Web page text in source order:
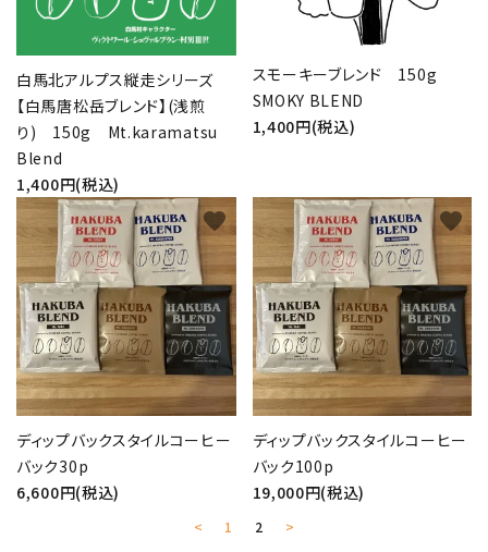
白馬北アルプス縦走シリーズ
【白馬唐松岳ブレンド】(浅煎
り) 150g Mt.karamatsu
Blend
1,400円(税込)
スモーキーブレンド 150g
SMOKY BLEND
1,400円(税込)
ディップバックスタイルコーヒー
バック30p
6,600円(税込)
favorite
ディップバックスタイルコーヒー
バック100p
19,000円(税込)
favorite
< 1 2
>